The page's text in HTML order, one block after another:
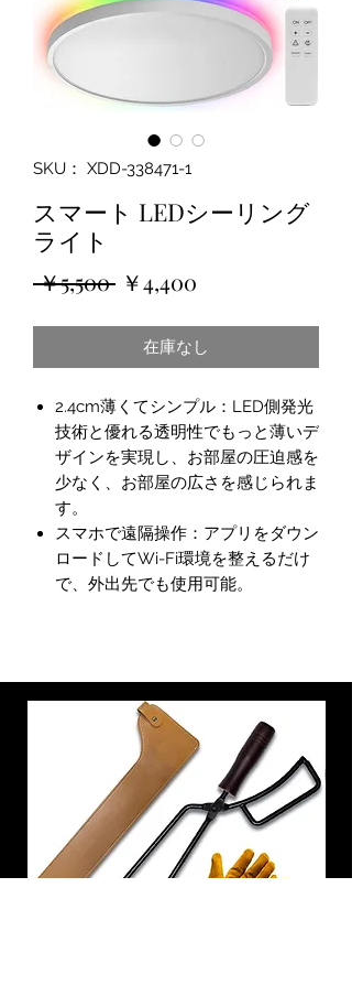
SKU： XDD-338471-1
スマート LEDシーリング
ライト
￥5,500 通￥4,400
ル
格
在庫なし
2.4cm薄くてシンプル：LED側発光
技術と優れる透明性でもっと薄いデ
ザインを実現し、お部屋の圧迫感を
少なく、お部屋の広さを感じられま
す。
スマホで遠隔操作：アプリをダウン
ロードしてWi-Fi環境を整えるだけ
で、外出先でも使用可能。